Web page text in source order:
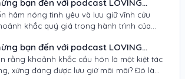
bạn đến với podcast LOVING
– "NƠI TÌNH YÊU THÀNH KIỆT TÁC
hâm nóng tình yêu và lưu giữ vĩnh cửu
khắc quý giá trong hành trình của
bạn đến với podcast LOVING
– "KIẾN TẠO HÀNH TRÌNH CẦU HÔN
THUẬT"!
rằng khoảnh khắc cầu hôn là một kiệt tác
xứng đáng được lưu giữ mãi mãi? Đó là